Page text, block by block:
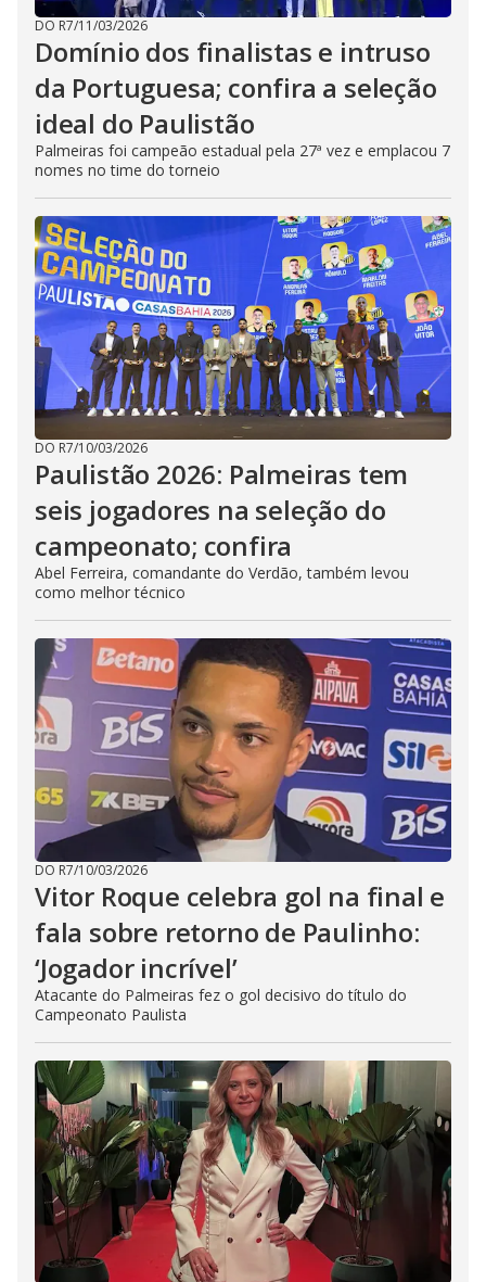
DO R7/11/03/2026
Domínio dos finalistas e intruso
da Portuguesa; confira a seleção
ideal do Paulistão
Palmeiras foi campeão estadual pela 27ª vez e emplacou 7
nomes no time do torneio
DO R7/10/03/2026
Paulistão 2026: Palmeiras tem
seis jogadores na seleção do
campeonato; confira
Abel Ferreira, comandante do Verdão, também levou
como melhor técnico
DO R7/10/03/2026
Vitor Roque celebra gol na final e
fala sobre retorno de Paulinho:
‘Jogador incrível’
Atacante do Palmeiras fez o gol decisivo do título do
Campeonato Paulista